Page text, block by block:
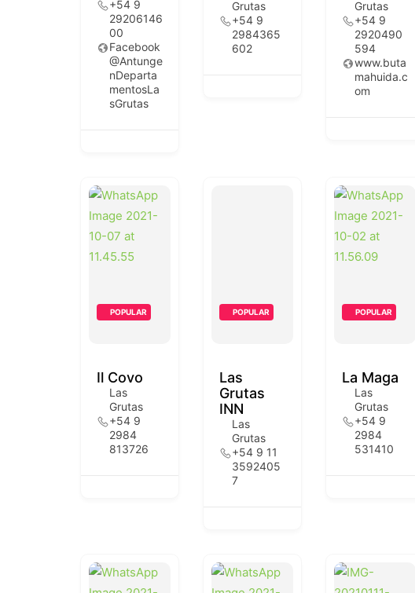
+54 9
29206146
00
Facebook
@Antunge
nDeparta
mentosLa
sGrutas
Grutas
+54 9
2984365
602
Grutas
+54 9
2920490
594
www.buta
mahuida.c
om
POPULAR
Il Covo
Las
Grutas
+54 9
2984
813726
POPULAR
Las
Grutas
INN
Las
Grutas
+54 9 11
3592405
7
POPULAR
La Maga
Las
Grutas
+54 9
2984
531410